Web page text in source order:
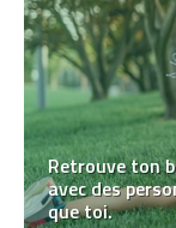
Retrouve ton
avec des
que toi.